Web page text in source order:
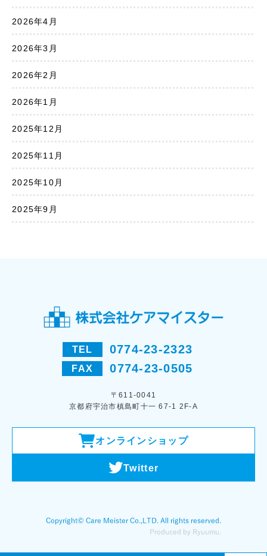
2026年4月
2026年3月
2026年2月
2026年1月
2025年12月
2025年11月
2025年10月
2025年9月
TEL 0774-23-2323
FAX 0774-23-0505
〒611-0041
京都府宇治市槙島町十一 67-1 2F-A
オンラインショップ
Twitter